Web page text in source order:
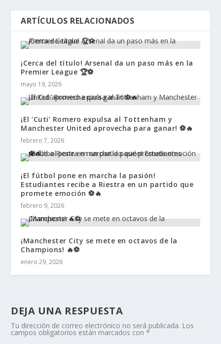
ARTÍCULOS RELACIONADOS
¡Cerca del título! Arsenal da un paso más en la
Premier League 🏆⚽
mayo 19, 2026
¡El ‘Cuti’ Romero expulsa al Tottenham y
Manchester United aprovecha para ganar! ⚽🔥
febrero 7, 2026
¡El fútbol pone en marcha la pasión!
Estudiantes recibe a Riestra en un partido que
promete emoción ⚽🔥
febrero 9, 2026
¡Manchester City se mete en octavos de la
Champions! 🔥⚽
enero 29, 2026
DEJA UNA RESPUESTA
Tu dirección de correo electrónico no será publicada. Los
campos obligatorios están marcados con*